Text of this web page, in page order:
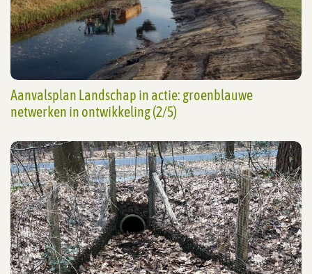
Aanvalsplan Landschap in actie: groenblauwe
netwerken in ontwikkeling (2/5)